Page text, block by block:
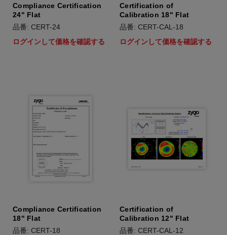
Compliance Certification
24" Flat
品番: CERT-24
ログインして価格を確認する
Certification of
Calibration 18" Flat
品番: CERT-CAL-18
ログインして価格を確認する
Compliance Certification
18" Flat
品番: CERT-18
Certification of
Calibration 12" Flat
品番: CERT-CAL-12